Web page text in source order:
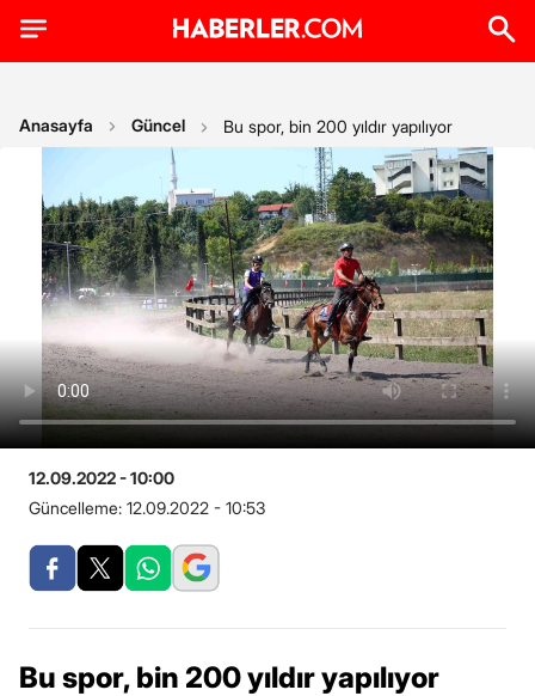
Anasayfa Güncel Bu spor, bin 200 yıldır yapılıyor
12.09.2022 - 10:00
Güncelleme: 12.09.2022 - 10:53
Bu spor, bin 200 yıldır yapılıyor